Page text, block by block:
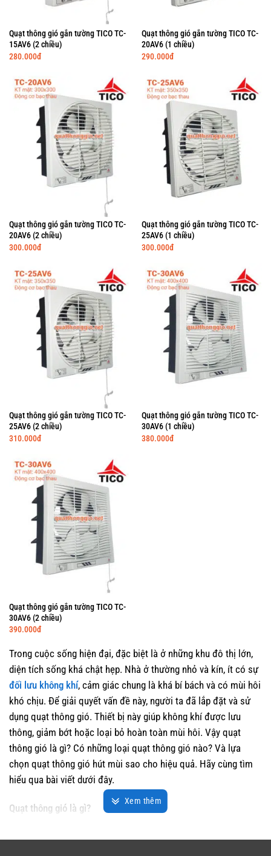
Quạt thông gió gắn tường TICO TC-
15AV6 (2 chiều)
280.000đ
Quạt thông gió gắn tường TICO TC-
20AV6 (1 chiều)
290.000đ
Quạt thông gió gắn tường TICO TC-
20AV6 (2 chiều)
300.000đ
Quạt thông gió gắn tường TICO TC-
25AV6 (1 chiều)
300.000đ
Quạt thông gió gắn tường TICO TC-
25AV6 (2 chiều)
310.000đ
Quạt thông gió gắn tường TICO TC-
30AV6 (1 chiều)
380.000đ
Quạt thông gió gắn tường TICO TC-
30AV6 (2 chiều)
390.000đ
Trong cuộc sống hiện đại, đặc biệt là ở những khu đô thị lớn,
diện tích sống khá chật hẹp. Nhà ở thường nhỏ và kín, ít có sự
đối lưu không khí, cảm giác chung là khá bí bách và có mùi hôi
khó chịu. Để giải quyết vấn đề này, người ta đã lắp đặt và sử
dụng quạt thông gió. Thiết bị này giúp không khí được lưu
thông, giảm bớt hoặc loại bỏ hoàn toàn mùi hôi. Vậy quạt
thông gió là gì? Có những loại quạt thông gió nào? Và lựa
chọn quạt thông gió hút mùi sao cho hiệu quả. Hãy cùng tìm
hiểu qua bài viết dưới đây.
Quạt thông gió là gì?
Xem thêm